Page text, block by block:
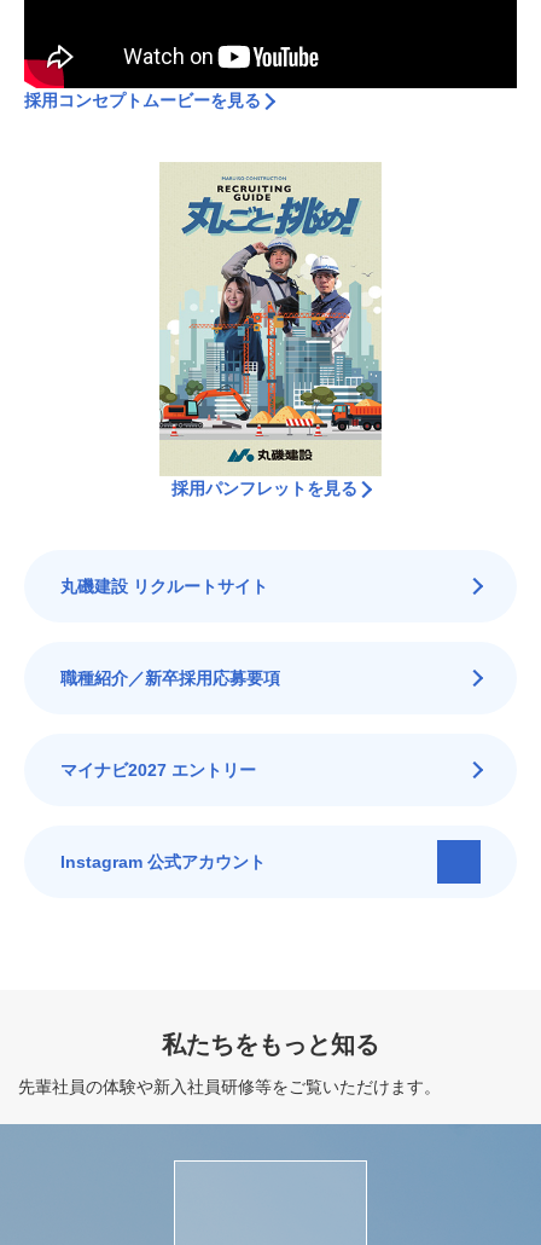
採用コンセプトムービーを見る
採用パンフレットを見る
丸磯建設 リクルートサイト
職種紹介／新卒採用応募要項
マイナビ2027 エントリー
Instagram 公式アカウント
私たちをもっと知る
先輩社員の体験や新入社員研修等をご覧いただけます。